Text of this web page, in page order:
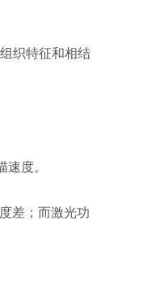
织特征和相结
度。
差；而激光功